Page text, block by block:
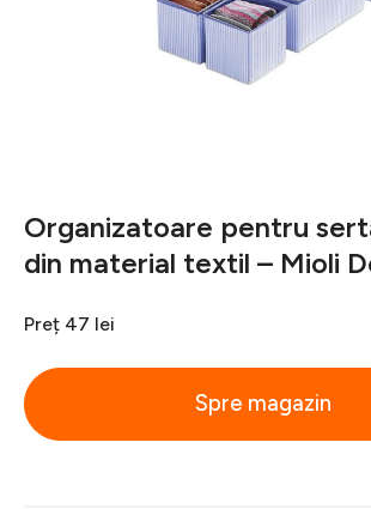
Organizatoare pentru
din material textil – Mioli
Preț 47 lei
Spre magazin